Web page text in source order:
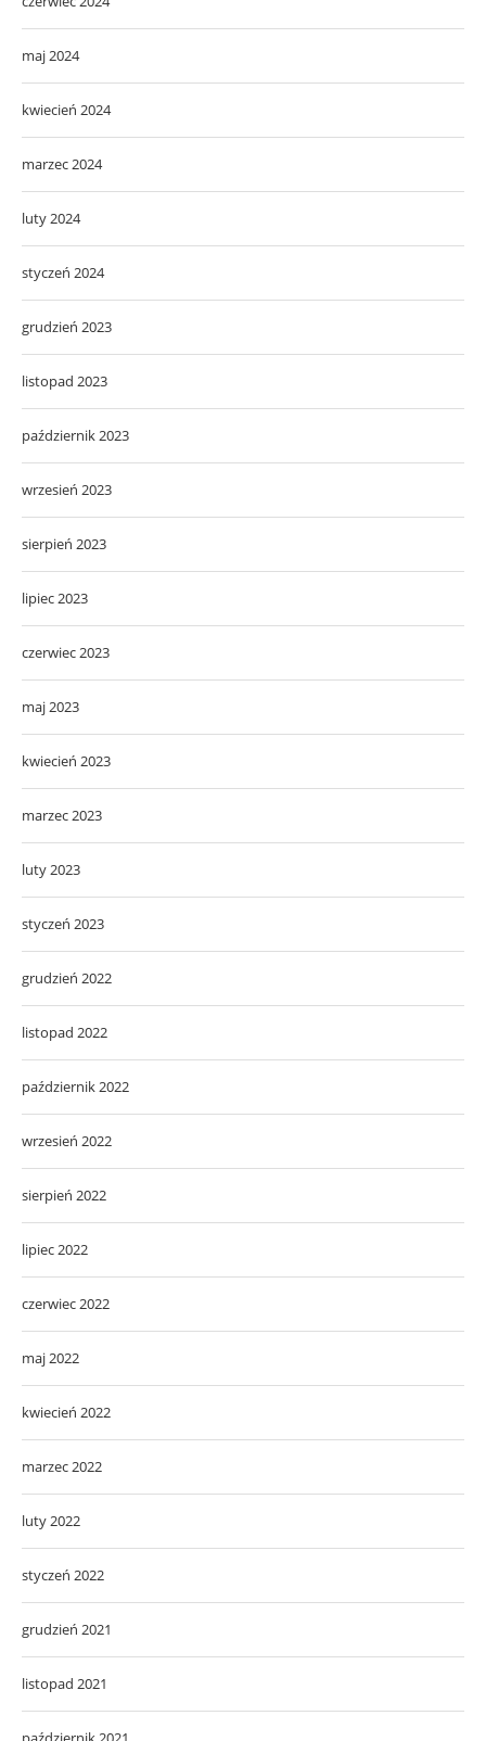
maj 2024
kwiecień 2024
marzec 2024
luty 2024
styczeń 2024
grudzień 2023
listopad 2023
październik 2023
wrzesień 2023
sierpień 2023
lipiec 2023
czerwiec 2023
maj 2023
kwiecień 2023
marzec 2023
luty 2023
styczeń 2023
grudzień 2022
listopad 2022
październik 2022
wrzesień 2022
sierpień 2022
lipiec 2022
czerwiec 2022
maj 2022
kwiecień 2022
marzec 2022
luty 2022
styczeń 2022
grudzień 2021
listopad 2021